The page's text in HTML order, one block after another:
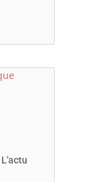
L'actu